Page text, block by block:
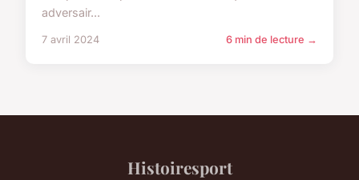
adversair...
7 avril 2024 6 min de lecture →
Histoiresport